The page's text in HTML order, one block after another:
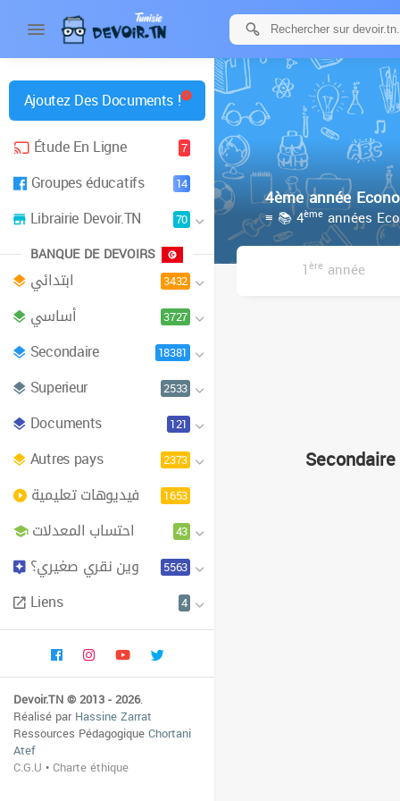
Ajoutez Des Documents !
Étude En Ligne
7
Groupes éducatifs 14
Librairie Devoir.TN 70
BANQUE DE DEVOIRS
ابتدائي 3432
أساسي 3727
Secondaire 18381
Superieur 2533
Documents 121
Autres pays 2373
فيديوهات تعليمية 1653
احتساب المعدلات 43
وين نقري صغيري؟ 5563
Liens 4
Devoir.TN © 2013 - 2026.
Réalisé parHassine Zarrat
Ressources PédagogiqueChortani
Atef
C.G.U •Charte éthique
4ème année
≡ 📚 4èmeannées
1ère année
Secondaire